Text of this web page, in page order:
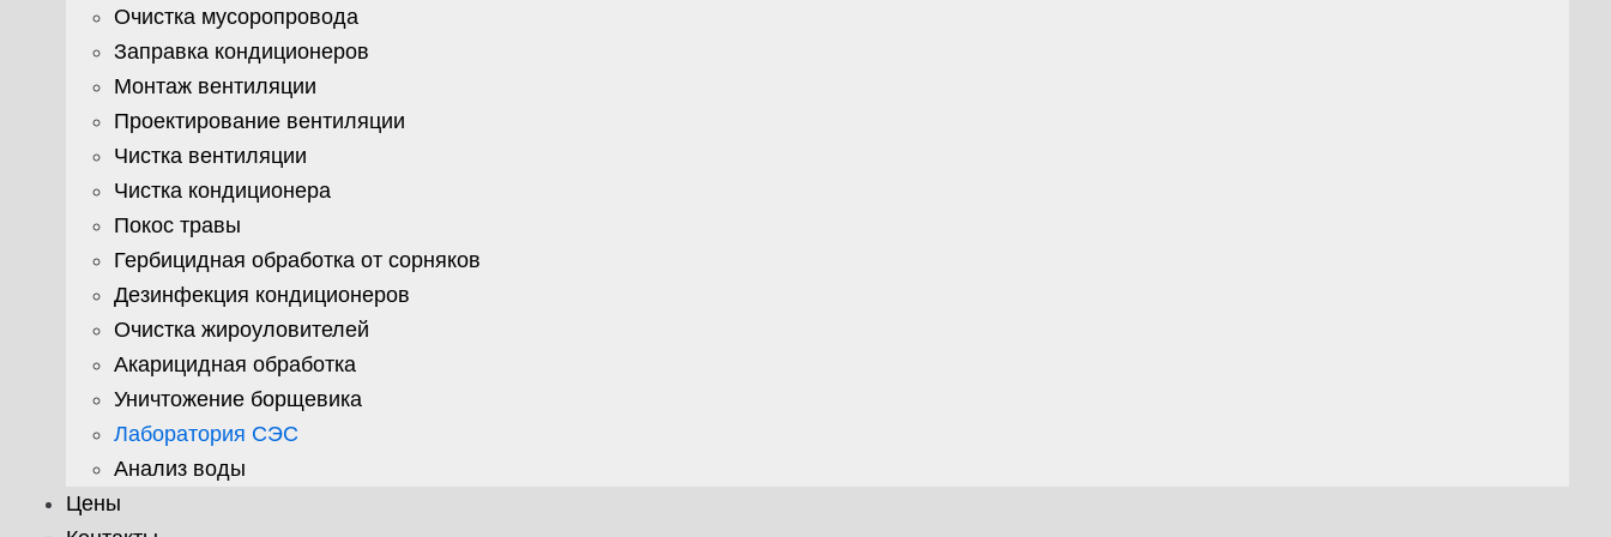
Очистка мусоропровода
Заправка кондиционеров
Монтаж вентиляции
Проектирование вентиляции
Чистка вентиляции
Чистка кондиционера
Покос травы
Гербицидная обработка от сорняков
Дезинфекция кондиционеров
Очистка жироуловителей
Акарицидная обработка
Уничтожение борщевика
Лаборатория СЭС
Анализ воды
Цены